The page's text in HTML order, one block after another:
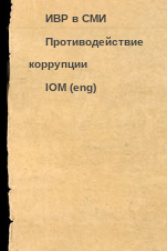
ИВР в СМИ
Противодействие
коррупции
IOM (eng)